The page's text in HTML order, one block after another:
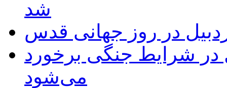
شد
در روز جهانی قدس
در شرایط جنگی برخورد
می‌شود